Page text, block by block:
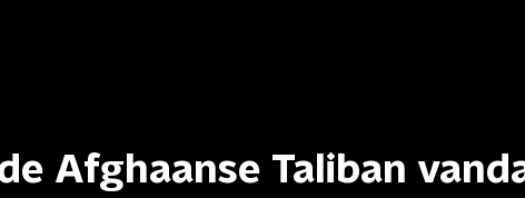
Afghaanse Taliban